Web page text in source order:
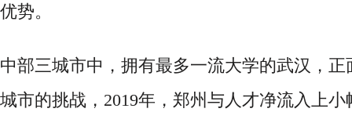
优势。
中部三城市中，拥有最多一流大学的武汉，
城市的挑战， 2019年，郑州与人才净流入上